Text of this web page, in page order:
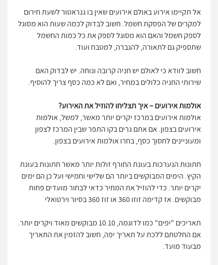
אל תקיימו אירוע באולם אירועים שאין בו גנראטור לשעת חירום
למקרים של הפסקת חשמל. חשוב לבדוק לכמה שעות הוא מסוגל
לספק חשמל והאם הוא מסוגל לספק את כל כמות החשמל
שתספיק גם לתאורה, להגברה, למטבח ועוד.
חשוב לוודא כי לאולם יש חניה קרובה ונוחה. יש לבדוק האם
שירותי החניה כלולים במחיר, ואם לא כמה כסף צריך להוסיף.
אולמות אירועים – איך תצליחו להוזיל את האירוע?
אולמות אירועים במרכז יקרים יותר מאשר, למשל, אולמות
אירועים בצפון. אם אתם גרים בקו התפר שבין המרכז לצפון
ומעוניינים לחסוך כסף, בחרו אולמות אירועים בצפון.
חתונות הנערכות בעונת החורף זולות יותר מאשר חתונות בעונת
הקיץ. הימים המבוקשים ביותר הם שלישי וחמישי ועל כן הם ימים
יקרים יותר. כדי להוזיל את המחיר כדאי לבחור מועדים פחות
מבוקשים. אז קדימה זוזו 360 או זוז 360 בסיור וירטואלי
תאריכים "יפים" כמו לדוגמה, 10.10 מבוקשים מאוד ויקרים יותר.
אם החלטתם ללכת על תאריך יפה, חשוב להזמין את התאריך
מבעוד מועד.